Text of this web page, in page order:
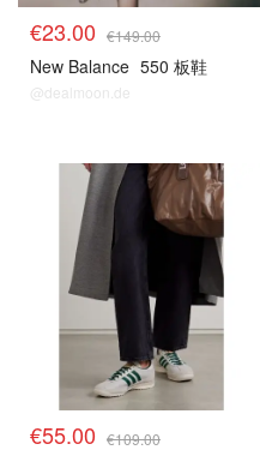
€23.00 €149.00
New Balance 550 板鞋
@dealmoon.de
€55.00 €109.00